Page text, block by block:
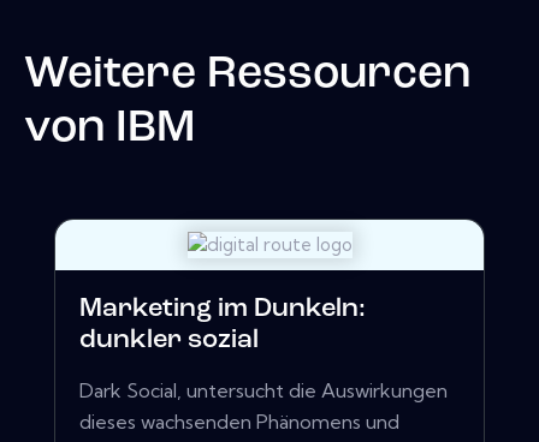
Weitere Ressourcen
von IBM
Marketing im Dunkeln:
dunkler sozial
Dark Social, untersucht die Auswirkungen
dieses wachsenden Phänomens und